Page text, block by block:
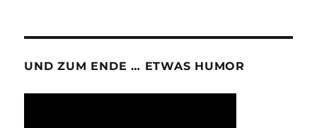
UND ZUM ENDE … ETWAS HUMOR